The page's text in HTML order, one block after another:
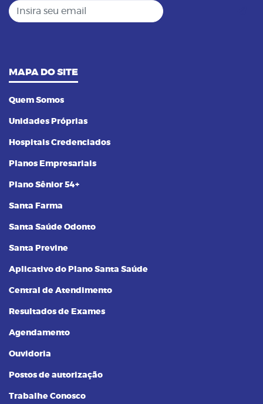
Insira seu email
MAPA DO SITE
Quem Somos
Unidades Próprias
Hospitais Credenciados
Planos Empresariais
Plano Sênior 54+
Santa Farma
Santa Saúde Odonto
Santa Previne
Aplicativo do Plano Santa Saúde
Central de Atendimento
Resultados de Exames
Agendamento
Ouvidoria
Postos de autorização
Trabalhe Conosco